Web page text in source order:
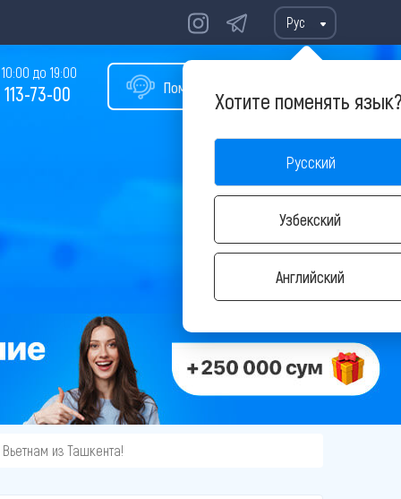
Рус
Хотите поменять
Русский
Узбекский
Английский
Помощь в подборе тура
до 19:00
73-00
из Ташкента!